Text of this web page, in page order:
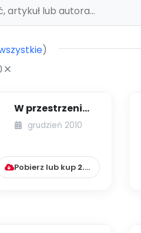
)
W przestrzeni
hipertekstu...
grudzień 2010
Pobierz lub kup 2.99 zł